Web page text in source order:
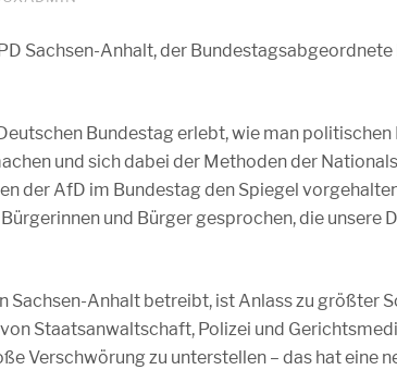
Sachsen-Anhalt, der Bundestagsabgeordnete
Bundestag erlebt, wie man
und sich dabei der Methoden der
der AfD im Bundestag den Spiegel
und Bürger gesprochen, die unsere
Sachsen-Anhalt betreibt, ist Anlass zu größter
Staatsanwaltschaft, Polizei und
Verschwörung zu unterstellen – das hat eine